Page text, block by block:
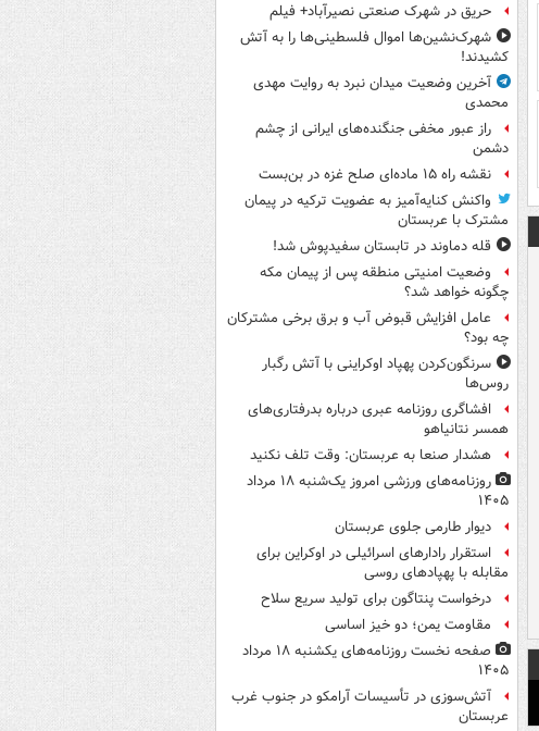
حریق در شهرک صنعتی نصیرآباد+ فیلم
شهرک‌نشین‌ها اموال فلسطینی‌ها را به آتش
کشیدند!
آخرین وضعیت میدان نبرد به روایت مهدی
محمدی
راز عبور مخفی جنگنده‌های ایرانی از چشم
دشمن
نقشه راه ۱۵ ماده‌ای صلح غزه در بن‌بست
واکنش کنایه‌آمیز به عضویت ترکیه در پیمان
مشترک با عربستان
قله دماوند در تابستان سفیدپوش شد!
وضعیت امنیتی منطقه پس از پیمان مکه
چگونه خواهد شد؟
عامل افزایش قبوض آب و برق برخی مشترکان
چه بود؟
سرنگون‌کردن پهپاد اوکراینی با آتش رگبار
روس‌ها
افشاگری روزنامه عبری درباره بدرفتاری‌های
همسر نتانیاهو
هشدار صنعا به عربستان: وقت تلف نکنید
روزنامه‌های ورزشی امروز یک‌شنبه ۱۸ مرداد
۱۴۰۵
دیوار طارمی جلوی عربستان
استقرار رادارهای اسرائیلی در اوکراین برای
مقابله با پهپادهای روسی
درخواست پنتاگون برای تولید سریع سلاح
مقاومت یمن؛ دو خیز اساسی
صفحه نخست روزنامه‌های یکشنبه ۱۸ مرداد
۱۴۰۵
آتش‌سوزی در تأسیسات آرامکو در جنوب غرب
عربستان